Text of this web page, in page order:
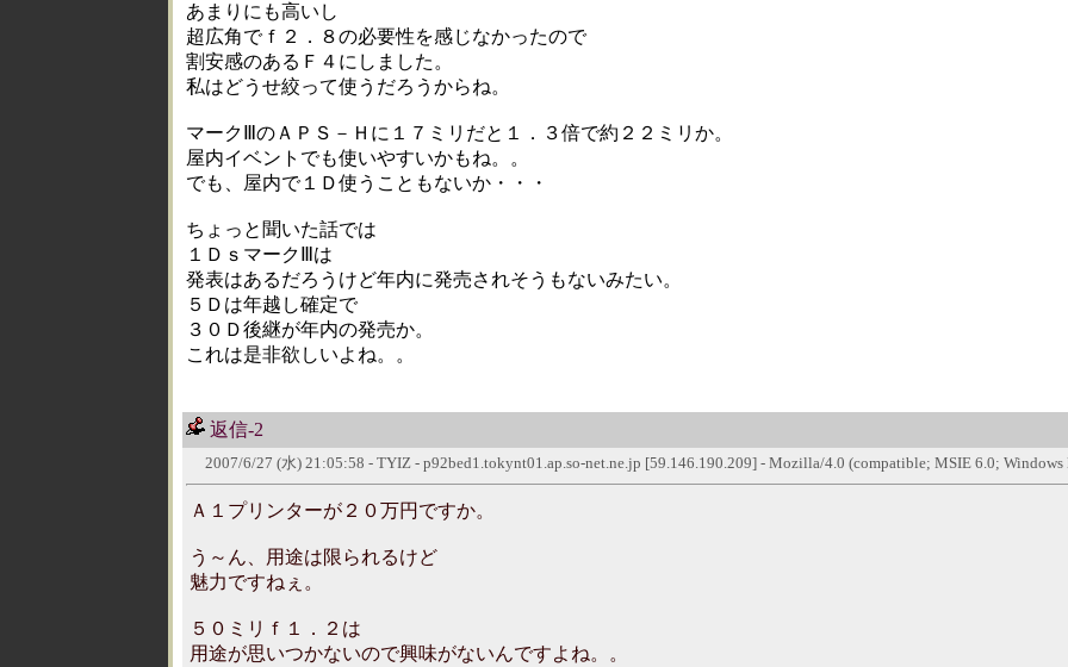
あまりにも高いし
超広角でｆ２．８の必要性を感じなかったので
割安感のあるＦ４にしました。
私はどうせ絞って使うだろうからね。
マークⅢのＡＰＳ－Ｈに１７ミリだと１．３倍で約２２ミリか。
屋内イベントでも使いやすいかもね。。
でも、屋内で１Ｄ使うこともないか・・・
ちょっと聞いた話では
１ＤｓマークⅢは
発表はあるだろうけど年内に発売されそうもないみたい。
５Ｄは年越し確定で
３０Ｄ後継が年内の発売か。
これは是非欲しいよね。。
返信-2
2007/6/27 (水) 21:05:58 - TYIZ - p92bed1.tokynt01.ap.so-net.ne.jp [59.146.190.209] - Mozilla/4.0 (compatible; MSIE 6.0; Windows
Ａ１プリンターが２０万円ですか。
う～ん、用途は限られるけど
魅力ですねぇ。
５０ミリｆ１．２は
用途が思いつかないので興味がないんですよね。。